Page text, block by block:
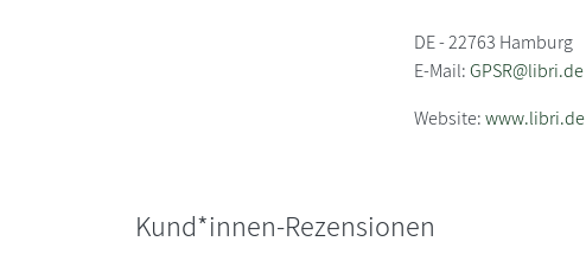
DE - 22763 Hamburg
E-Mail:GPSR@libri.de
Website:www.libri.de
Kund*innen-Rezensionen